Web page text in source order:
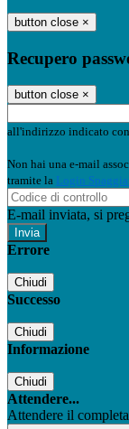
button close ×
Recupero
button close ×
all'indirizzo indicato
Non hai una e-mail
tramite la Login
E-mail inviata, si
Errore
Chiudi
Successo
Chiudi
Informazione
Chiudi
Attendere...
Attendere il